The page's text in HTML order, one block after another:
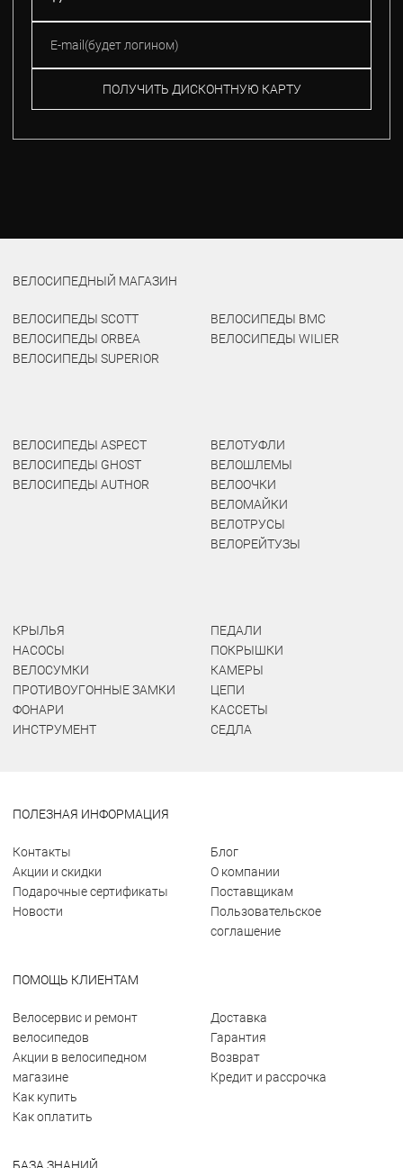
ПОЛУЧИТЬ ДИСКОНТНУЮ КАРТУ
ВЕЛОСИПЕДНЫЙ МАГАЗИН
ВЕЛОСИПЕДЫ SCOTT
ВЕЛОСИПЕДЫ ORBEA
ВЕЛОСИПЕДЫ SUPERIOR
ВЕЛОСИПЕДЫ BMC
ВЕЛОСИПЕДЫ WILIER
ВЕЛОСИПЕДЫ ASPECT
ВЕЛОСИПЕДЫ GHOST
ВЕЛОСИПЕДЫ AUTHOR
ВЕЛОТУФЛИ
ВЕЛОШЛЕМЫ
ВЕЛООЧКИ
ВЕЛОМАЙКИ
ВЕЛОТРУСЫ
ВЕЛОРЕЙТУЗЫ
КРЫЛЬЯ
НАСОСЫ
ВЕЛОСУМКИ
ПРОТИВОУГОННЫЕ ЗАМКИ
ФОНАРИ
ИНСТРУМЕНТ
ПЕДАЛИ
ПОКРЫШКИ
КАМЕРЫ
ЦЕПИ
КАССЕТЫ
СЕДЛА
ПОЛЕЗНАЯ ИНФОРМАЦИЯ
Контакты
Акции и скидки
Подарочные сертификаты
Новости
Блог
О компании
Поставщикам
Пользовательское
соглашение
ПОМОЩЬ КЛИЕНТАМ
Велосервис и ремонт
велосипедов
Акции в велосипедном
магазине
Как купить
Как оплатить
Доставка
Гарантия
Возврат
Кредит и рассрочка